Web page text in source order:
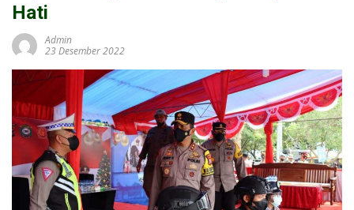
Hati
Admin
23 Desember 2022